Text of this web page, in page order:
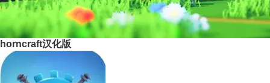
horncraft汉化版